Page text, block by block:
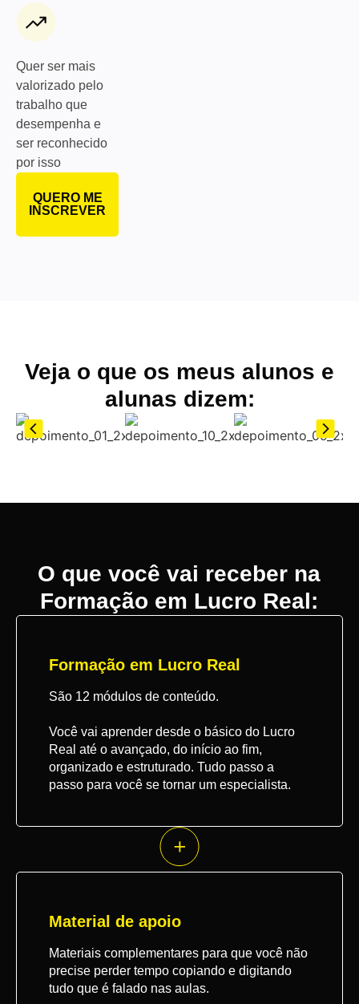
Quer ser mais
valorizado pelo
trabalho que
desempenha e
ser reconhecido
por isso
QUERO ME
INSCREVER
Veja o que os meus alunos e
alunas dizem:
O que você vai receber na
Formação em Lucro Real:
Formação em Lucro Real
São 12 módulos de conteúdo.
Você vai aprender desde o básico do Lucro
Real até o avançado, do início ao fim,
organizado e estruturado. Tudo passo a
passo para você se tornar um especialista.
Material de apoio
Materiais complementares para que você não
precise perder tempo copiando e digitando
tudo que é falado nas aulas.